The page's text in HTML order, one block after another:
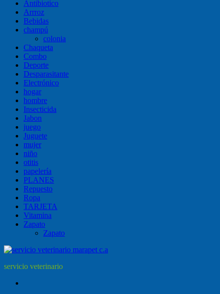
Antibiotico
Arrroz
Bebidas
champú
colonia
Chaqueta
Combo
Deporte
Desparasitante
Electrónico
hogar
hombre
Insecticida
Jabon
juego
Juguete
mujer
niño
otitis
papelería
PLANES
Repuesto
Ropa
TARJETA
Vitamina
Zapato
Zapato
servicio veterinario